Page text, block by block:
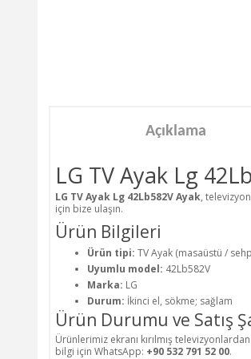
Açıklama
LG TV Ayak Lg
LG TV Ayak Lg 42Lb582V Ayak,
için bize ulaşın.
Ürün Bilgileri
Ürün tipi: TV Ayak (masaüstü /
Uyumlu model: 42Lb582V
Marka: LG
Durum: İkinci el, sökme; sağlam
Ürün Durumu ve Satış
Ürünlerimiz ekranı kırılmış
bilgi için WhatsApp: +90 532 791 52 00.